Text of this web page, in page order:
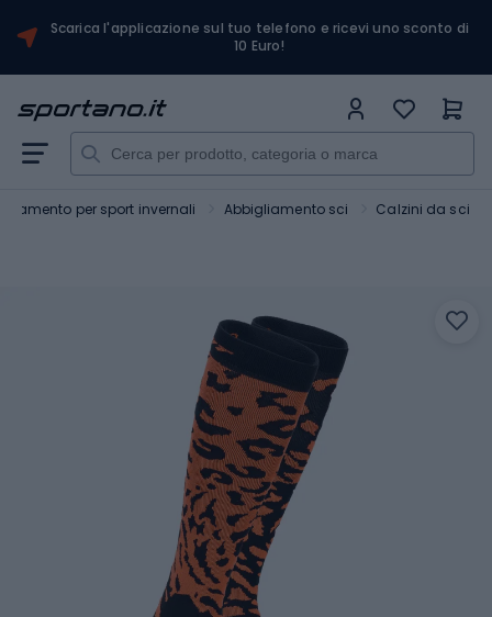
Scarica l'applicazione sul tuo telefono e ricevi uno sconto di
10 Euro!
per sport invernali Abbigliamento sci Calzini da sci